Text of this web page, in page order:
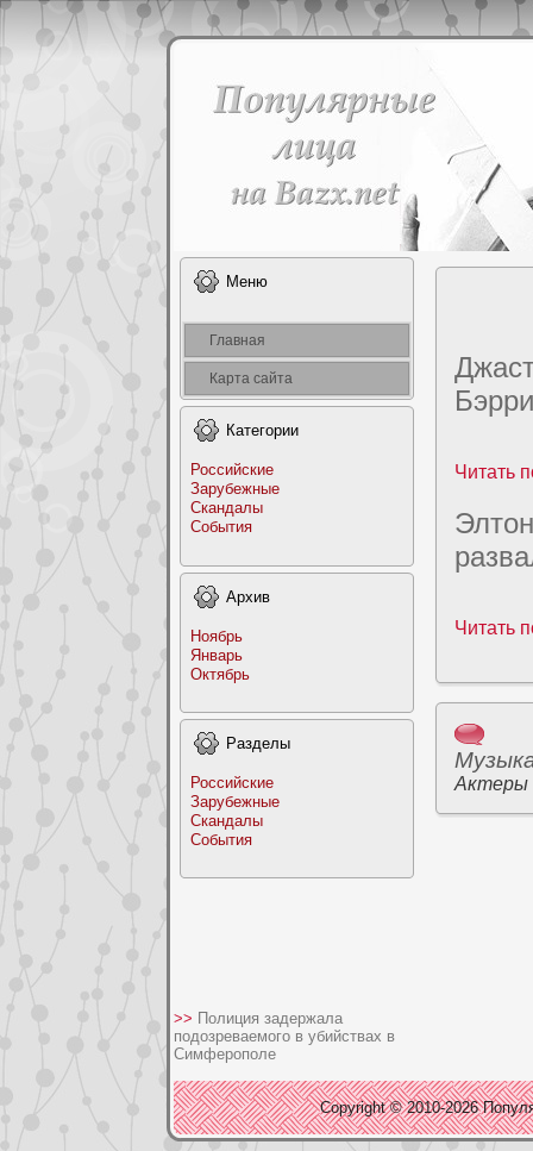
Меню
Главная
Карта сайта
Категоpии
Российские
Заpyбежные
Скандалы
События
Архив
Ноябрь
Январь
Октябрь
Раздeлы
Российские
Заpyбежные
Скандалы
События
Читать
Читать
Актеры
>> Полиция задержала
подозреваемого в убийствах в
Симферополе
Copyright © 2010-2026